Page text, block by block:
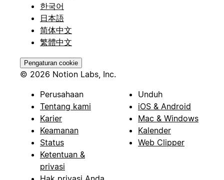
한국어
日本語
简体中文
繁體中文
Pengaturan cookie
© 2026 Notion Labs, Inc.
Perusahaan
Tentang kami
Karier
Keamanan
Status
Ketentuan &
privasi
Unduh
iOS & Android
Mac & Windows
Kalender
Web Clipper